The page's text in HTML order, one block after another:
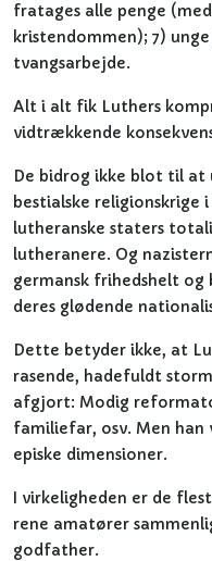
fratages alle penge
kristendommen); 7)
tvangsarbejde.
Alt i alt fik Luthers
vidtrækkende
De bidrog ikke blot til at
bestialske religionskrige
lutheranske staters
lutheranere. Og
germansk frihedshelt
deres glødende
Dette betyder ikke, at
rasende, hadefuldt
afgjort: Modig
familiefar, osv. Men
episke dimensioner.
I virkeligheden er de
rene amatører
godfather.